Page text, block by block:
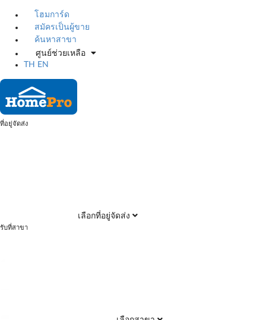
โฮมการ์ด
สมัครเป็นผู้ขาย
ค้นหาสาขา
ศูนย์ช่วยเหลือ
TH
EN
ที่อยู่จัดส่ง
เลือกที่อยู่จัดส่ง
รับที่สาขา